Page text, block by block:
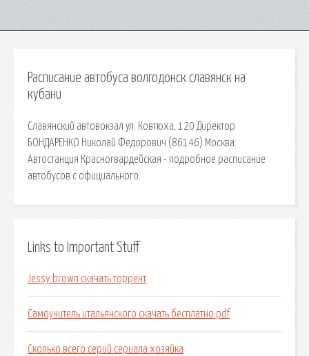
Расписание автобуса волгодонск славянск на
кубани
Славянский автовокзал ул. Ковтюха, 120 Директор
БОНДАРЕНКО Николай Федорович (86146) Москва:
Автостанция Красногвардейская - подробное расписание
автобусов с официального.
Links to Important Stuff
Jessy brown скачать торрент
Самоучитель итальянского скачать бесплатно pdf
Сколько всего серий сериала хозяйка